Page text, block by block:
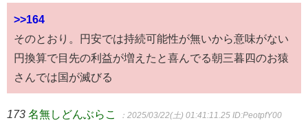
>>164
そのとおり。円安では持続可能性が無いから意味がない
円換算で目先の利益が増えたと喜んでる朝三暮四のお猿
さんでは国が滅びる
173 名無しどんぶらこ ：2025/03/22(土) 01:41:11.25 ID:PeotpfY00